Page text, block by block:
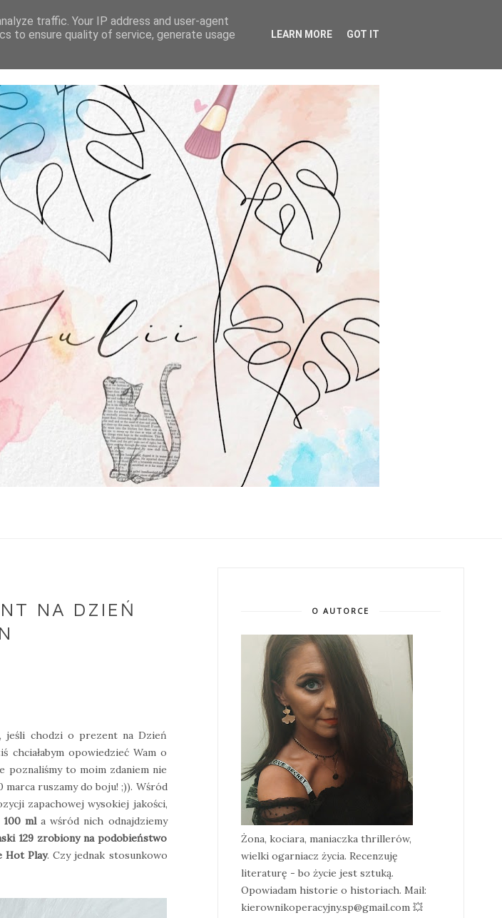
O MNIE WSPÓŁPRACA
NA DZIEŃ
jeśli chodzi o prezent na Dzień
opowiedzieć Wam o
poznaliśmy to moim zdaniem nie
marca ruszamy do boju! ;)). Wśród
zapachowej wysokiej jakości,
100 mla wśród nich odnajdziemy
129 zrobiony na podobieństwo
Hot Play. Czy jednak stosunkowo
O AUTORCE
Żona, kociara, maniaczka thrillerów,
wielki ogarniacz życia. Recenzuję
literaturę - bo życie jest sztuką.
Opowiadam historie o historiach. Mail:
kierownikoperacyjny.sp@gmail.com 💥
traffic. Your IP address and user-agent
to ensure quality of service, generate usage
LEARN MORE GOT IT